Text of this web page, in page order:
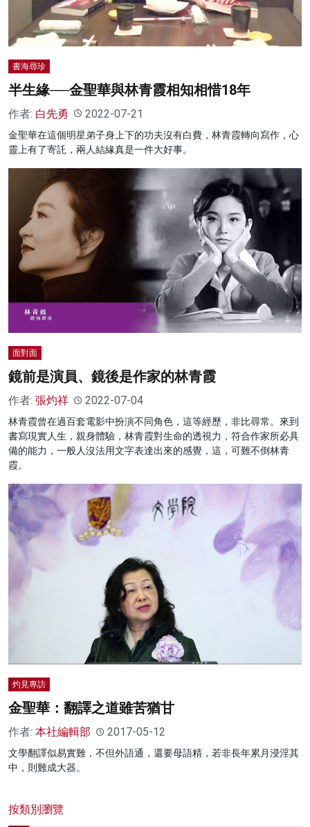
書海尋珍
半生緣──金聖華與林青霞相知相惜18年
作者: 白先勇 2022-07-21
金聖華在這個明星弟子身上下的功夫沒有白費，林青霞轉向寫作，心
靈上有了寄託，兩人結緣真是一件大好事。
面對面
鏡前是演員、鏡後是作家的林青霞
作者: 張灼祥 2022-07-04
林青霞曾在過百套電影中扮演不同角色，這等經歷，非比尋常。來到
書寫現實人生，親身體驗，林青霞對生命的透視力，符合作家所必具
備的能力，一般人沒法用文字表達出來的感覺，這，可難不倒林青
霞。
灼見專訪
金聖華：翻譯之道雖苦猶甘
作者: 本社編輯部 2017-05-12
文學翻譯似易實難，不但外語通，還要母語精，若非長年累月浸淫其
中，則難成大器。
按類別瀏覽